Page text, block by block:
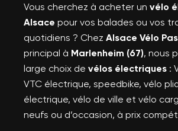
Vous cherchez à acheter un vélo
Alsace pour vos balades ou vos
quotidiens ? Chez Alsace Vélo
principal à Marlenheim (67), nous
large choix de vélos électriques :
VTC électrique, speedbike, vélo
électrique, vélo de ville et vélo
neufs ou d’occasion, à prix